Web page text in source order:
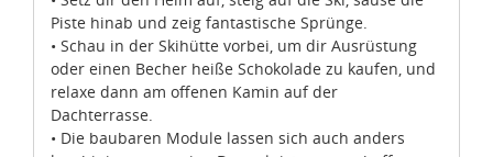
Zustimmung Details Über Cookies
• Schau in der Skihütte vorbei, um dir Ausrüstung
oder einen Becher heiße Schokolade zu kaufen, und
relaxe dann am offenen Kamin auf der
Dachterrasse.
• Die baubaren Module lassen sich auch anders
kombinieren, um eine Doppelpiste zu erschaffen.